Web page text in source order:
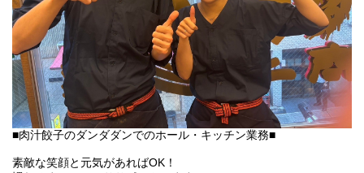
■肉汁餃子のダンダダンでのホール・キッチン業務■
素敵な笑顔と元気があればOK！